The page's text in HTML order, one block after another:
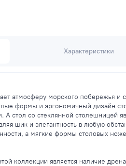
Характеристики
атмосферу морского побережья и
формы и эргономичный дизайн
стол со стеклянной столешницей
шик и элегантность в любую
а мягкие формы столовых
коллекции является наличие